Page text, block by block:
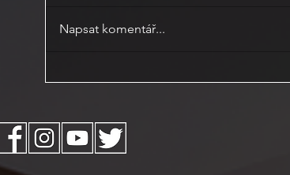
Napsat komentář...